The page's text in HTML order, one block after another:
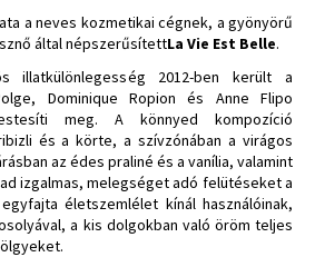
a neves kozmetikai cégnek, a gyönyörű
által népszerűsítettLa Vie Est Belle.
illatkülönlegesség 2012-ben került a
Dominique Ropion és Anne Flipo
meg. A könnyed kompozíció
és a körte, a szívzónában a virágos
az édes praliné és a vanília, valamint
izgalmas, melegséget adó felütéseket a
életszemlélet kínál használóinak,
a kis dolgokban való öröm teljes